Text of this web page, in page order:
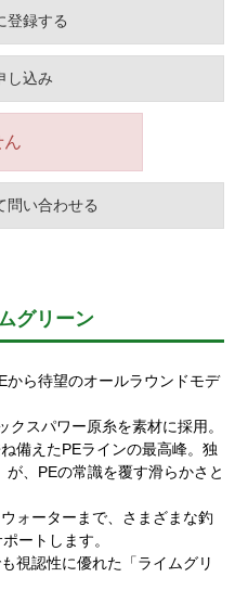
登録する
し込み
ん
問い合わせる
グリーン
から待望のオールラウンドモデ
クスパワー原糸を素材に採用。
備えたPEラインの最高峰。独
、PEの常識を覆す滑らかさと
ォーターまで、さまざまな釣
ートします。
視認性に優れた「ライムグリ